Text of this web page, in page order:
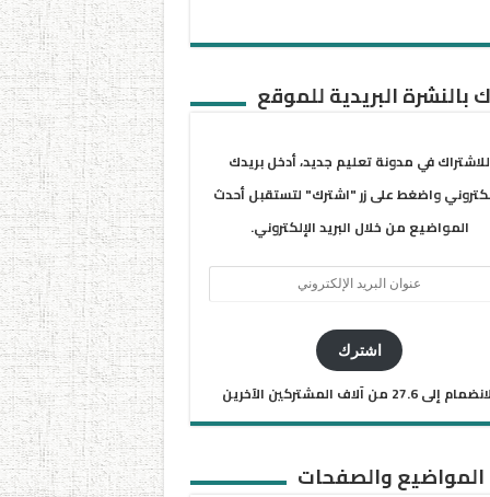
بالنشرة البريدية للموقع
للاشتراك في مدونة تعليم جديد، أدخل بريدك
واضغط على زر "اشترك" لتستقبل أحدث
المواضيع من خلال البريد الإلكتروني.
اشترك
إلى 27.6 من آلاف المشتركين الآخرين
المواضيع والصفحات